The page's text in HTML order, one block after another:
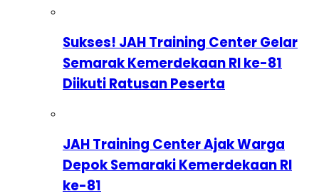
Sukses! JAH Training Center Gelar
Semarak Kemerdekaan RI ke-81
Diikuti Ratusan Peserta
JAH Training Center Ajak Warga
Depok Semaraki Kemerdekaan RI
ke-81